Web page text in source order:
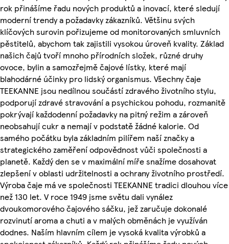
rok přinášíme řadu nových produktů a inovací, které sledují
moderní trendy a požadavky zákazníků. Většinu svých
klíčových surovin pořizujeme od monitorovaných smluvních
pěstitelů, abychom tak zajistili vysokou úroveň kvality. Základ
našich čajů tvoří mnoho přírodních složek, různé druhy
ovoce, bylin a samozřejmě čajové lístky, které mají
blahodárné účinky pro lidský organismus. Všechny čaje
TEEKANNE jsou nedílnou součástí zdravého životního stylu,
podporují zdravé stravování a psychickou pohodu, rozmanitě
pokrývají každodenní požadavky na pitný režim a zároveň
neobsahují cukr a nemají v podstatě žádné kalorie. Od
samého počátku byla základním pilířem naší značky a
strategického zaměření odpovědnost vůči společnosti a
planetě. Každý den se v maximální míře snažíme dosahovat
zlepšení v oblasti udržitelnosti a ochrany životního prostředí.
Výroba čaje má ve společnosti TEEKANNE tradici dlouhou více
než 130 let. V roce 1949 jsme světu dali vynález
dvoukomorového čajového sáčku, jež zaručuje dokonalé
rozvinutí aroma a chuti a v malých obměnách je využíván
dodnes. Naším hlavním cílem je vysoká kvalita výrobků a